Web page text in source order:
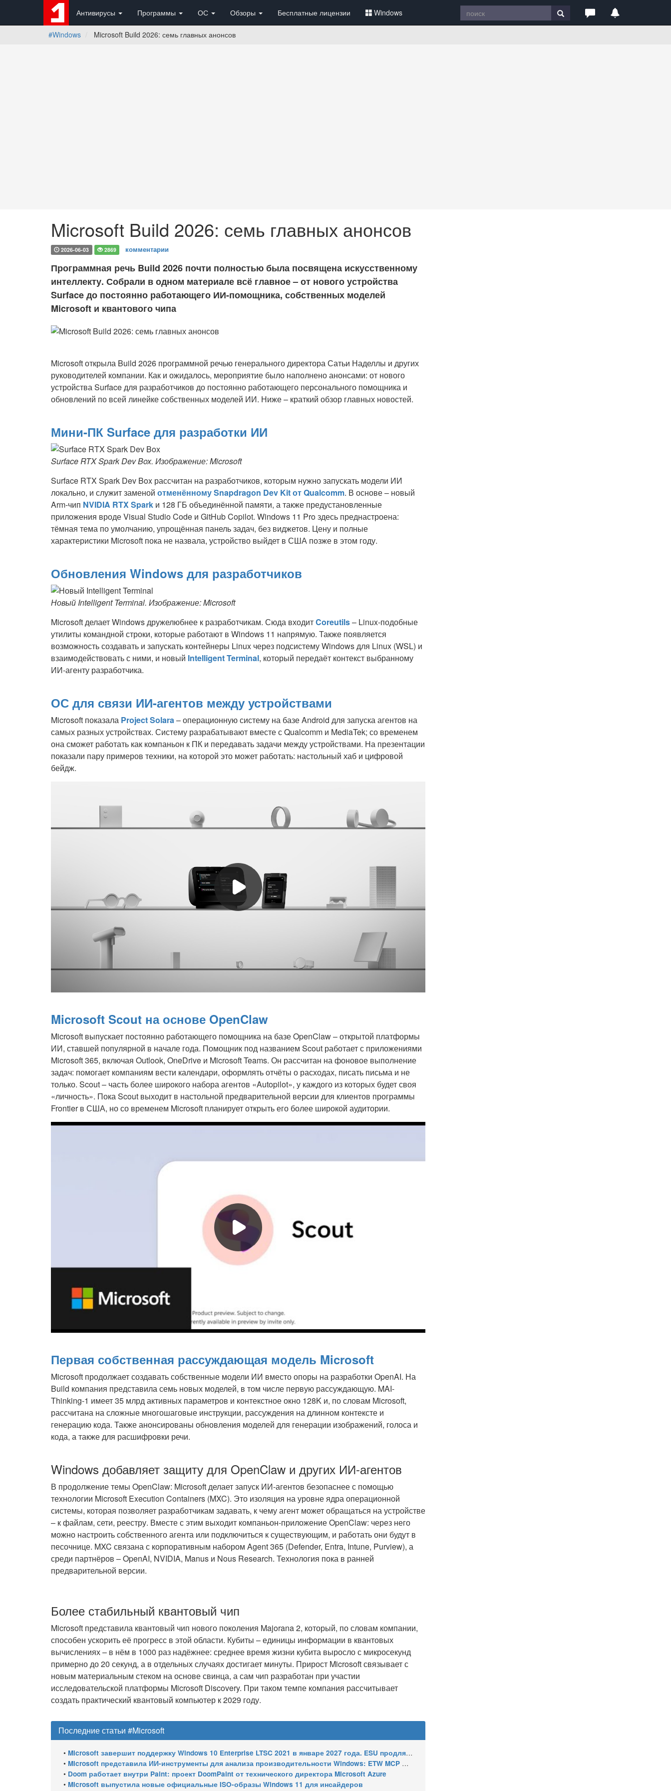
Антивирусы Программы ОС Обзоры Бесплатные лицензии Windows
#Windows Microsoft Build 2026: семь главных анонсов
Microsoft Build 2026: семь главных анонсов
2026-06-03 2869 комментарии
Программная речь Build 2026 почти полностью была посвящена искусственному
интеллекту. Собрали в одном материале всё главное – от нового устройства
Surface до постоянно работающего ИИ-помощника, собственных моделей
Microsoft и квантового чипа
Microsoft открыла Build 2026 программной речью генерального директора Сатьи Наделлы и других
руководителей компании. Как и ожидалось, мероприятие было наполнено анонсами: от нового
устройства Surface для разработчиков до постоянно работающего персонального помощника и
обновлений по всей линейке собственных моделей ИИ. Ниже – краткий обзор главных новостей.
Мини-ПК Surface для разработки ИИ
Surface RTX Spark Dev Box. Изображение: Microsoft
Surface RTX Spark Dev Box рассчитан на разработчиков, которым нужно запускать модели ИИ
локально, и служит заменой отменённому Snapdragon Dev Kit от Qualcomm. В основе – новый
Arm-чип NVIDIA RTX Spark и 128 ГБ объединённой памяти, а также предустановленные
приложения вроде Visual Studio Code и GitHub Copilot. Windows 11 Pro здесь преднастроена:
тёмная тема по умолчанию, упрощённая панель задач, без виджетов. Цену и полные
характеристики Microsoft пока не назвала, устройство выйдет в США позже в этом году.
Обновления Windows для разработчиков
Новый Intelligent Terminal. Изображение: Microsoft
Microsoft делает Windows дружелюбнее к разработчикам. Сюда входитCoreutils– Linux-подобные
утилиты командной строки, которые работают в Windows 11 напрямую. Также появляется
возможность создавать и запускать контейнеры Linux через подсистему Windows для Linux (WSL) и
взаимодействовать с ними, и новый Intelligent Terminal, который передаёт контекст выбранному
ИИ-агенту разработчика.
ОС для связи ИИ-агентов между устройствами
Microsoft показала Project Solara– операционную систему на базе Android для запуска агентов на
самых разных устройствах. Систему разрабатывают вместе с Qualcomm и MediaTek; со временем
она сможет работать как компаньон к ПК и передавать задачи между устройствами. На презентации
показали пару примеров техники, на которой это может работать: настольный хаб и цифровой
бейдж.
Microsoft Scout на основе OpenClaw
Microsoft выпускает постоянно работающего помощника на базе OpenClaw – открытой платформы
ИИ, ставшей популярной в начале года. Помощник под названием Scout работает с приложениями
Microsoft 365, включая Outlook, OneDrive и Microsoft Teams. Он рассчитан на фоновое выполнение
задач: помогает компаниям вести календари, оформлять отчёты о расходах, писать письма и не
только. Scout – часть более широкого набора агентов «Autopilot», у каждого из которых будет своя
«личность». Пока Scout выходит в настольной предварительной версии для клиентов программы
Frontier в США, но со временем Microsoft планирует открыть его более широкой аудитории.
Первая собственная рассуждающая модель Microsoft
Microsoft продолжает создавать собственные модели ИИ вместо опоры на разработки OpenAI. На
Build компания представила семь новых моделей, в том числе первую рассуждающую. MAI-
Thinking-1 имеет 35 млрд активных параметров и контекстное окно 128K и, по словам Microsoft,
рассчитана на сложные многошаговые инструкции, рассуждения на длинном контексте и
генерацию кода. Также анонсированы обновления моделей для генерации изображений, голоса и
кода, а также для расшифровки речи.
Windows добавляет защиту для OpenClaw и других ИИ-агентов
В продолжение темы OpenClaw: Microsoft делает запуск ИИ-агентов безопаснее с помощью
технологии Microsoft Execution Containers (MXC). Это изоляция на уровне ядра операционной
системы, которая позволяет разработчикам задавать, к чему агент может обращаться на устройстве
– к файлам, сети, реестру. Вместе с этим выходит компаньон-приложение OpenClaw: через него
можно настроить собственного агента или подключиться к существующим, и работать они будут в
песочнице. MXC связана с корпоративным набором Agent 365 (Defender, Entra, Intune, Purview), а
среди партнёров – OpenAI, NVIDIA, Manus и Nous Research. Технология пока в ранней
предварительной версии.
Более стабильный квантовый чип
Microsoft представила квантовый чип нового поколения Majorana 2, который, по словам компании,
способен ускорить её прогресс в этой области. Кубиты – единицы информации в квантовых
вычислениях – в нём в 1000 раз надёжнее: среднее время жизни кубита выросло с микросекунд
примерно до 20 секунд, а в отдельных случаях достигает минуты. Прирост Microsoft связывает с
новым материальным стеком на основе свинца, а сам чип разработан при участии
исследовательской платформы Microsoft Discovery. При таком темпе компания рассчитывает
создать практический квантовый компьютер к 2029 году.
Последние статьи #Microsoft
• Microsoft завершит поддержку Windows 10 Enterprise LTSC 2021 в январе 2027 года. ESU продлят обновления до января 2030 года
• Microsoft представила ИИ-инструменты для анализа производительности Windows: ETW MCP и WPA MCP
• Doom работает внутри Paint: проект DoomPaint от технического директора Microsoft Azure
• Microsoft выпустила новые официальные ISO-образы Windows 11 для инсайдеров